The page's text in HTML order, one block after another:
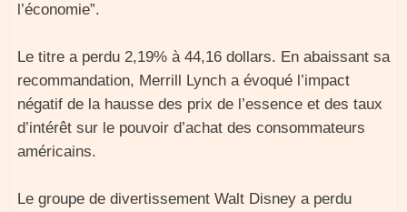
l’économie”.
Le titre a perdu 2,19% à 44,16 dollars. En abaissant sa
recommandation, Merrill Lynch a évoqué l’impact
négatif de la hausse des prix de l’essence et des taux
d’intérêt sur le pouvoir d’achat des consommateurs
américains.
Le groupe de divertissement Walt Disney a perdu